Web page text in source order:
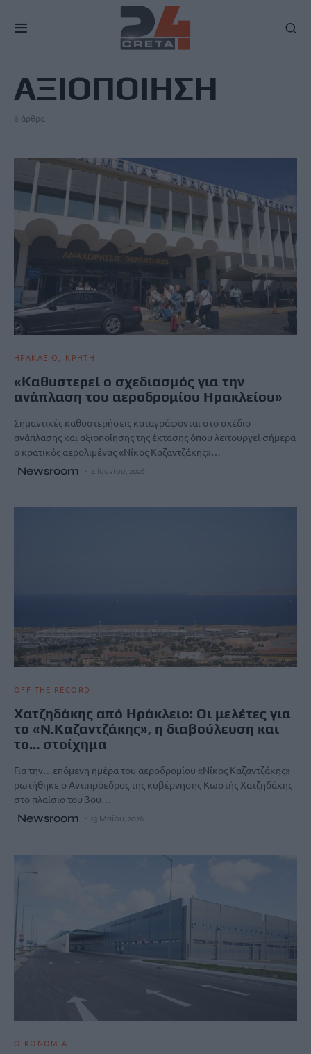
ΑΞΙΟΠΟΙΗΣΗ
6 άρθρα
ΗΡΑΚΛΕΙΟ ΚΡΗΤΗ
«Καθυστερεί ο σχεδιασμός για την
ανάπλαση του αεροδρομίου Hρακλείου»
Σημαντικές καθυστερήσεις καταγράφονται στο σχέδιο
ανάπλασης και αξιοποίησης της έκτασης όπου λειτουργεί σήμερα
ο κρατικός αερολιμένας «Νίκος Καζαντζάκης»…
Newsroom 4 Ιουνίου, 2026
OFF THE RECORD
Xατζηδάκης από Ηράκλειο: Οι μελέτες για
το «Ν.Καζαντζάκης», η διαβούλευση και
το… στοίχημα
Για την…επόμενη ημέρα του αεροδρομίου «Νίκος Καζαντζάκης»
ρωτήθηκε ο Αντιπρόεδρος της κυβέρνησης Κωστής Χατζηδάκης
στο πλαίσιο του 3ου…
Newsroom 13 Μαΐου, 2026
ΟΙΚΟΝΟΜΙΑ